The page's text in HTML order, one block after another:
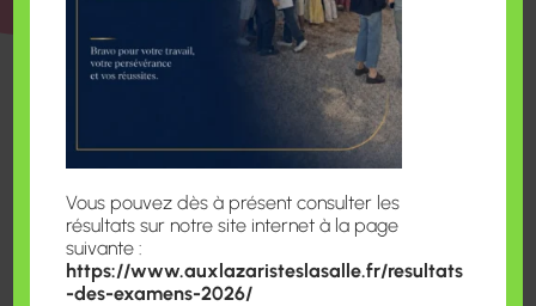
Vous pouvez dès à présent consulter les
résultats sur notre site internet à la page
suivante :
https://www.auxlazaristeslasalle.fr/resultats
-des-examens-2026/